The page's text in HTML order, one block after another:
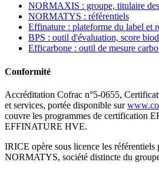
NORMAXIS : groupe, titulaire
NORMATYS : référentiels
Effinature : plateforme du label et
BPS : outil d'évaluation, score
Efficarbone : outil de mesure
Conformité
Accréditation Cofrac n°5-0655,
et services, portée disponible sur
couvre les programmes de certification
EFFINATURE HVE.
IRICE opère sous licence les référentiels
NORMATYS, société distincte du